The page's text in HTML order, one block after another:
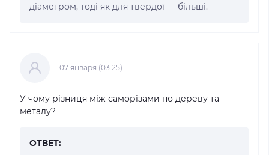
діаметром, тоді як для твердої — більші.
07 января (03:25)
У чому різниця між саморізами по дереву та
металу?
ОТВЕТ: